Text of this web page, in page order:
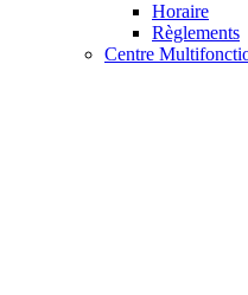
Horaire
Règlements
Centre